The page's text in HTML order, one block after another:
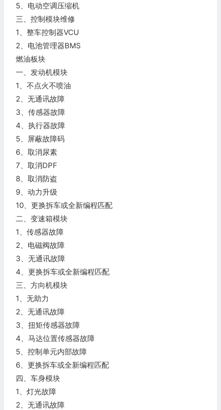
5、电动空调压缩机
三、控制模块维修
1、整车控制器VCU
2、电池管理器BMS
燃油板块
一、发动机模块
1、不点火不喷油
2、无通讯故障
3、传感器故障
4、执行器故障
5、屏蔽故障码
6、取消尿素
7、取消DPF
8、取消防盗
9、动力升级
10、更换拆车或全新编程匹配
二、变速箱模块
1、传感器故障
2、电磁阀故障
3、无通讯故障
4、更换拆车或全新编程匹配
三、方向机模块
1、无助力
2、无通讯故障
3、扭矩传感器故障
4、马达位置传感器故障
5、控制单元内部故障
6、更换拆车或全新编程匹配
四、车身模块
1、灯光故障
2、无通讯故障